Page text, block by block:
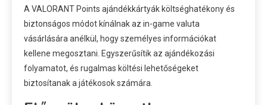
A VALORANT Points ajándékkártyák költséghatékony és
biztonságos módot kínálnak az in-game valuta
vásárlására anélkül, hogy személyes információkat
kellene megosztani. Egyszerűsítik az ajándékozási
folyamatot, és rugalmas költési lehetőségeket
biztosítanak a játékosok számára.